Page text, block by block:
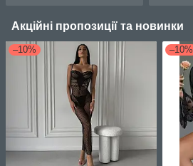
Акційні пропозиції та новинки
–10% –10%